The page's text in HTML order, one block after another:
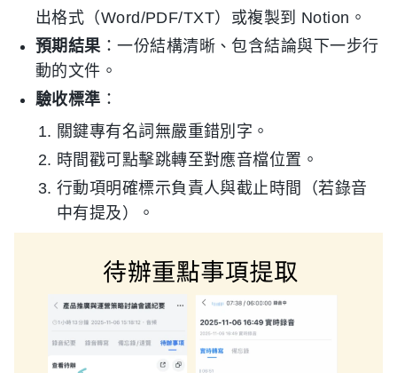
出格式（Word/PDF/TXT）或複製到 Notion。
預期結果：一份結構清晰、包含結論與下一步行
動的文件。
驗收標準 ：
關鍵專有名詞無嚴重錯別字。
時間戳可點擊跳轉至對應音檔位置。
行動項明確標示負責人與截止時間（若錄音
中有提及）。